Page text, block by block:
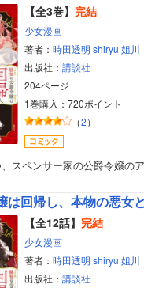
【全3巻】 完結
少女漫画
著者： 時田透明 shiryu 姐川
出版社： 講談社
204ページ
1巻購入：720ポイント
（2）
スペンサー家の公爵令嬢の
は回帰し、本物の悪女
【全12話】 完結
少女漫画
著者： 時田透明 shiryu 姐川
出版社： 講談社